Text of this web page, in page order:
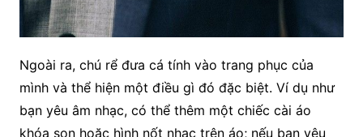
Ngoài ra, chú rể đưa cá tính vào trang phục của
mình và thể hiện một điều gì đó đặc biệt. Ví dụ như
bạn yêu âm nhạc, có thể thêm một chiếc cài áo
khóa son hoặc hình nốt nhạc trên áo; nếu bạn yêu